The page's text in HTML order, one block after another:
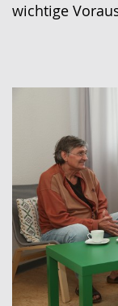
wichtige